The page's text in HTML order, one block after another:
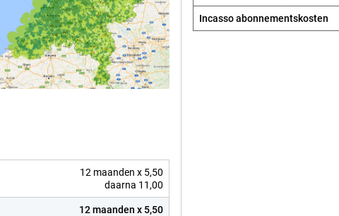
12 maanden x 5,50
daarna 11,00
12 maanden x 5,50
Incasso abonnements­kosten